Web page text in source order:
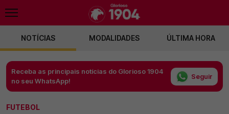
NOTÍCIAS MODALIDADES ÚLTIMA HORA
Receba as principais notícias do Glorioso 1904
no seu WhatsApp!
Seguir
FUTEBOL